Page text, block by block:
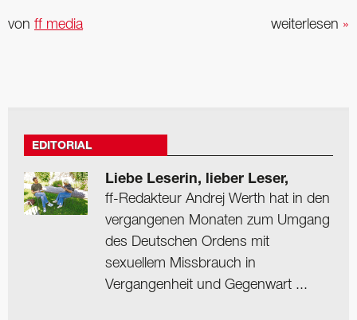
weiterlesen »
von ff media
EDITORIAL
Liebe Leserin, lieber Leser,
ff-Redakteur Andrej Werth hat in den
vergangenen Monaten zum Umgang
des Deutschen Ordens mit
sexuellem Missbrauch in
Vergangenheit und Gegenwart ...